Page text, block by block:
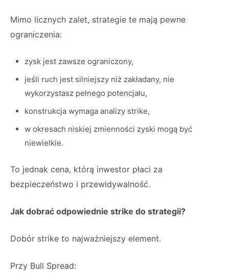
Mimo licznych zalet, strategie te mają pewne
ograniczenia:
zysk jest zawsze ograniczony,
jeśli ruch jest silniejszy niż zakładany, nie
wykorzystasz pełnego potencjału,
konstrukcja wymaga analizy strike,
w okresach niskiej zmienności zyski mogą być
niewielkie.
To jednak cena, którą inwestor płaci za
bezpieczeństwo i przewidywalność.
Jak dobrać odpowiednie strike do strategii?
Dobór strike to najważniejszy element.
Przy Bull Spread: